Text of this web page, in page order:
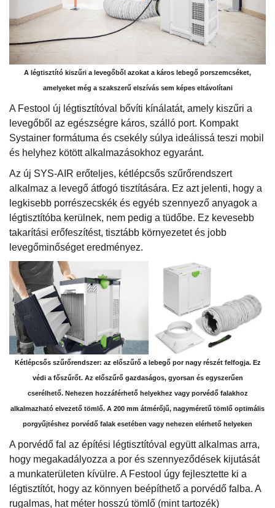
A légtisztító kiszűri a levegőből azokat a káros lebegő porszemcséket,
amelyeket még a szakszerű elszívás sem képes eltávolítani
A Festool új légtisztítóval bővíti kínálatát, amely kiszűri a
levegőből az egészségre káros, szálló port. Kompakt
Systainer formátuma és csekély súlya ideálissá teszi mobil
és helyhez kötött alkalmazásokhoz egyaránt.
Az új SYS-AIR erőteljes, kétlépcsős szűrőrendszert
alkalmaz a levegő átfogó tisztítására. Ez azt jelenti, hogy a
legkisebb porrészecskék és egyéb szennyező anyagok a
légtisztítóba kerülnek, nem pedig a tüdőbe. Ez kevesebb
takarítási erőfeszítést, tisztább környezetet és jobb
levegőminőséget eredményez.
Kétlépcsős szűrőrendszer: az előszűrő a lebegő por nagy részét felfogja. Ez
védi a főszűrőt. Az előszűrő gazdaságos, gyorsan és egyszerűen
cserélhető. Nehezen hozzáférhető helyekhez vagy porvédő falakhoz
alkalmazható elvezető tömlő. A 200 mm átmérőjű, nagyméretű tömlő optimális
porgyűjtéshez porvédő falak esetében vagy nehezen elérhető helyeken
A porvédő fal az építési légtisztítóval együtt alkalmas arra,
hogy megakadályozza a por és szennyeződések kijutását
a munkaterületen kívülre. A Festool úgy fejlesztette ki a
légtisztítót, hogy az könnyen beépíthető a porvédő falba. A
rugalmas, hat méter hosszú tömlő (mint tartozék)